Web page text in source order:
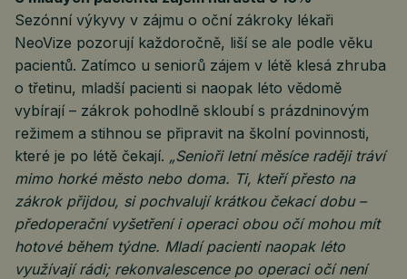
Sezónní výkyvy v zájmu o oční zákroky lékaři
NeoVize pozorují každoročně, liší se ale podle věku
pacientů. Zatímco u seniorů zájem v létě klesá zhruba
o třetinu, mladší pacienti si naopak léto vědomě
vybírají – zákrok pohodlně skloubí s prázdninovým
režimem a stihnou se připravit na školní povinnosti,
které je po létě čekají. „Senioři letní měsíce raději tráví
mimo horké město nebo doma. Ti, kteří přesto na
zákrok přijdou, si pochvalují krátkou čekací dobu –
předoperační vyšetření i operaci obou očí mohou mít
hotové během týdne. Mladí pacienti naopak léto
využívají rádi; rekonvalescence po operaci očí není